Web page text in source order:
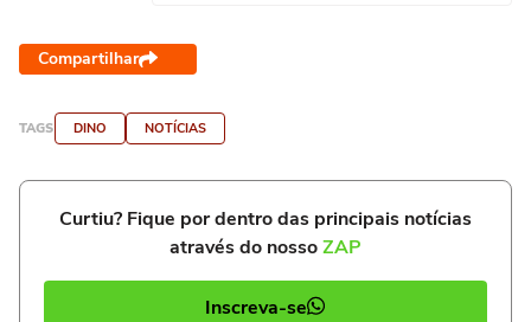
Compartilhar
TAGS DINO NOTÍCIAS
Curtiu? Fique por dentro das principais notícias
através do nossoZAP
Inscreva-se